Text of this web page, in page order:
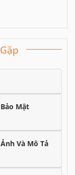
Mật
Và Mô Tả